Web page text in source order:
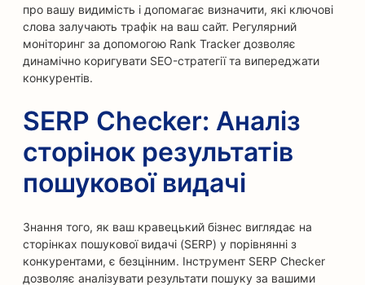
про вашу видимість і допомагає визначити, які ключові
слова залучають трафік на ваш сайт. Регулярний
моніторинг за допомогою Rank Tracker дозволяє
динамічно коригувати SEO-стратегії та випереджати
конкурентів.
SERP Checker: Аналіз
сторінок результатів
пошукової видачі
Знання того, як ваш кравецький бізнес виглядає на
сторінках пошукової видачі (SERP) у порівнянні з
конкурентами, є безцінним. Інструмент SERP Checker
дозволяє аналізувати результати пошуку за вашими